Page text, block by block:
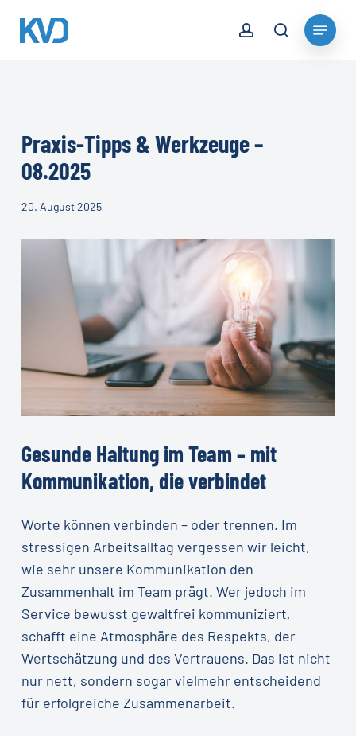
search
Menu
Praxis-Tipps & Werkzeuge –
08.2025
20. August 2025
Gesunde Haltungim Team – mit
Kommunikation, dieverbindet
Worte können verbinden – oder trennen. Im
stressigen Arbeitsalltag vergessen wir leicht,
wie sehr unsere Kommunikation den
Zusammenhalt im Team prägt. Wer jedoch im
Service bewusst gewaltfrei kommuniziert,
schafft eine Atmosphäre des Respekts, der
Wertschätzung und des Vertrauens. Das ist nicht
nur nett, sondern sogar vielmehr entscheidend
für erfolgreiche Zusammenarbeit.
Close